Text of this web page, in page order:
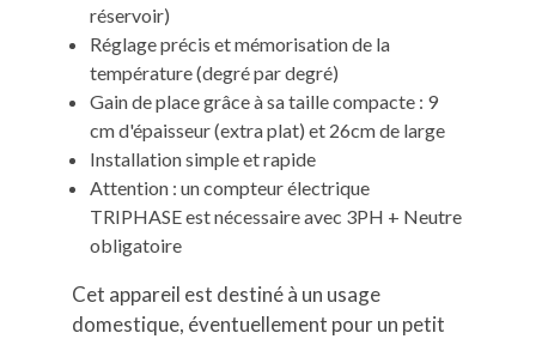
réservoir)
Réglage précis et mémorisation de la
température (degré par degré)
Gain de place grâce à sa taille compacte : 9
cm d'épaisseur (extra plat) et 26cm de large
Installation simple et rapide
Attention : un compteur électrique
TRIPHASE est nécessaire avec 3PH + Neutre
obligatoire
Cet appareil est destiné à un usage
domestique, éventuellement pour un petit